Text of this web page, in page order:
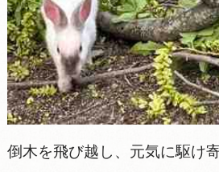
倒木を飛び越し、元気に駆け